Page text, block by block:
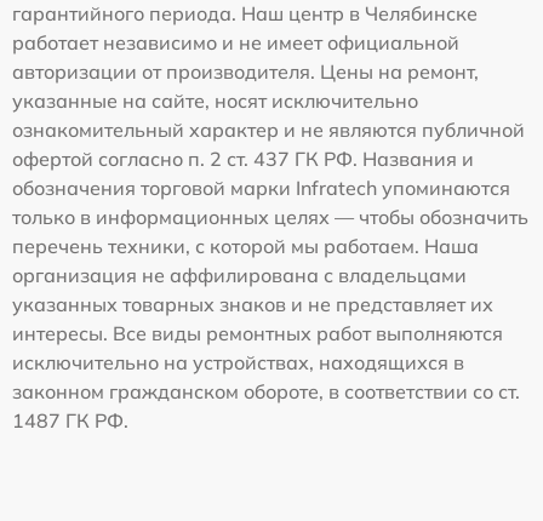
гарантийного периода. Наш центр в Челябинске
работает независимо и не имеет официальной
авторизации от производителя. Цены на ремонт,
указанные на сайте, носят исключительно
ознакомительный характер и не являются публичной
офертой согласно п. 2 ст. 437 ГК РФ. Названия и
обозначения торговой марки Infratech упоминаются
только в информационных целях — чтобы обозначить
перечень техники, с которой мы работаем. Наша
организация не аффилирована с владельцами
указанных товарных знаков и не представляет их
интересы. Все виды ремонтных работ выполняются
исключительно на устройствах, находящихся в
законном гражданском обороте, в соответствии со ст.
1487 ГК РФ.